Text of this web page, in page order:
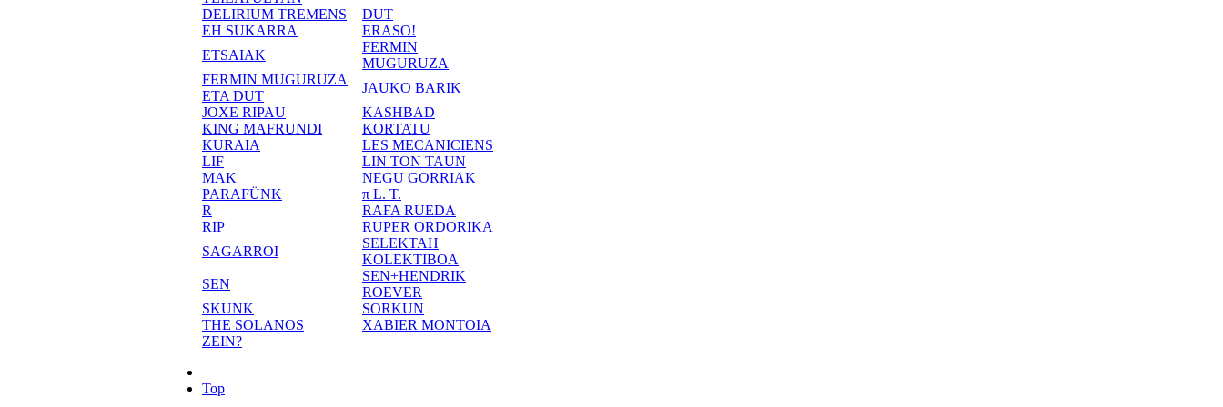
DELIRIUM TREMENS
DUT
EH SUKARRA
ERASO!
ETSAIAK
FERMIN
MUGURUZA
FERMIN MUGURUZA
ETA DUT
JAUKO BARIK
JOXE RIPAU
KASHBAD
KING MAFRUNDI
KORTATU
KURAIA
LES MECANICIENS
LIF
LIN TON TAUN
MAK
NEGU GORRIAK
PARAFÜNK
π L. T.
R
RAFA RUEDA
RIP
RUPER ORDORIKA
SAGARROI
SELEKTAH
KOLEKTIBOA
SEN
SEN+HENDRIK
ROEVER
SKUNK
SORKUN
THE SOLANOS
XABIER MONTOIA
ZEIN?
Top